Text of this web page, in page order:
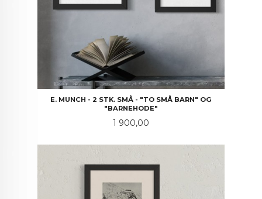
E. MUNCH - 2 STK. SMÅ - "TO SMÅ BARN" OG
"BARNEHODE"
Pris
1 900,00